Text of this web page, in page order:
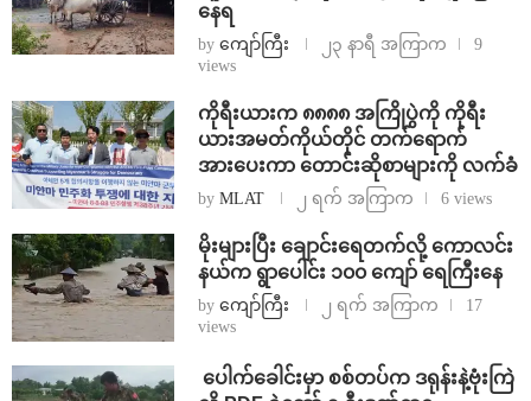
နေရ
by ကျော်ကြီး ၂၃ နာရီ အကြာက
9
views
ကိုရီးယားက ၈၈၈၈ အကြိုပွဲကို ကိုရီး
ယားအမတ်ကိုယ်တိုင် တက်ရောက်
အားပေးကာ တောင်းဆိုစာများကို လက်ခံ
by MLAT ၂ ရက် အကြာက 6 views
⁨မိုးများပြီး ချောင်းရေတက်လို့ ကောလင်း
နယ်က ရွာပေါင်း ၁၀၀ ကျော် ရေကြီးနေ
by ကျော်ကြီး ၂ ရက် အကြာက
17
views
⁩ ⁨ပေါက်ခေါင်းမှာ စစ်တပ်က ဒရုန်းနဲ့ဗုံးကြဲ